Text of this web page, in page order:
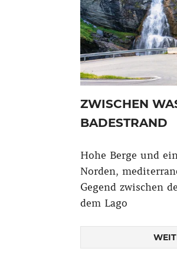
ZWISCHEN
BADESTRAND
Hohe Berge und
Norden,
Gegend zwischen
dem Lago